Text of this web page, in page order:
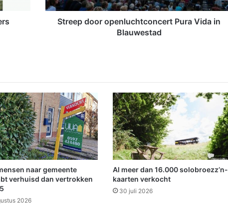
o
u
c
h
t
c
o
n
c
e
r
Streep door openluchtconcert Pura Vida in
Blauwestad
naar gemeente
verhuisd dan vertrokken
2026
Al meer dan 16.000 solobroezz’n-
kaarten verkocht
30 juli 2026